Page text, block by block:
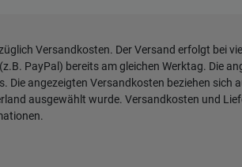
Versandkosten. Der Versand erfolgt bei
PayPal) bereits am gleichen Werktag. Die
Die angezeigten Versandkosten beziehen sich
ausgewählt wurde. Versandkosten und
.